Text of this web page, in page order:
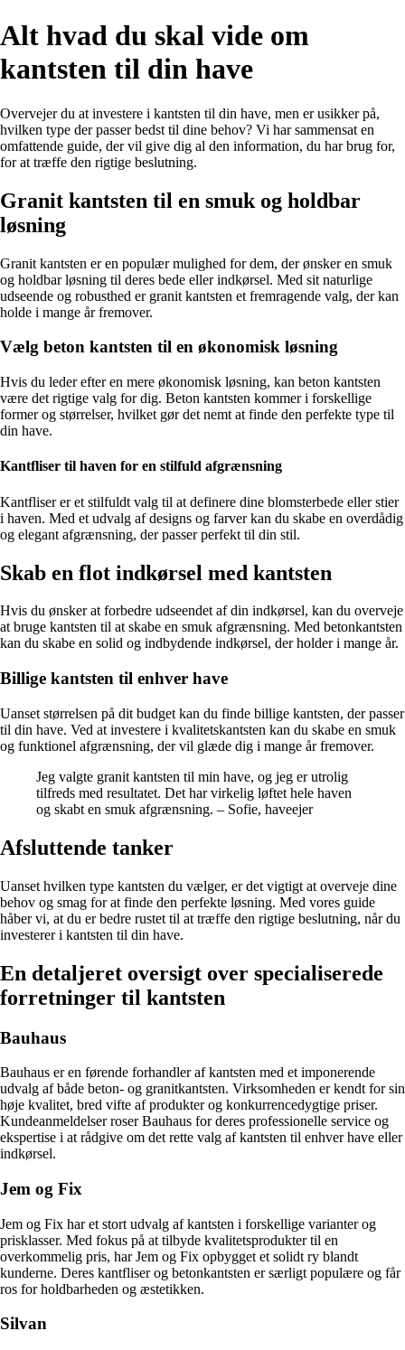
Alt hvad du skal vide om
kantsten til din have
Overvejer du at investere i kantsten til din have, men er usikker på,
hvilken type der passer bedst til dine behov? Vi har sammensat en
omfattende guide, der vil give dig al den information, du har brug for,
for at træffe den rigtige beslutning.
Granit kantsten til en smuk og holdbar
løsning
Granit kantsten er en populær mulighed for dem, der ønsker en smuk
og holdbar løsning til deres bede eller indkørsel. Med sit naturlige
udseende og robusthed er granit kantsten et fremragende valg, der kan
holde i mange år fremover.
Vælg beton kantsten til en økonomisk løsning
Hvis du leder efter en mere økonomisk løsning, kan beton kantsten
være det rigtige valg for dig. Beton kantsten kommer i forskellige
former og størrelser, hvilket gør det nemt at finde den perfekte type til
din have.
Kantfliser til haven for en stilfuld afgrænsning
Kantfliser er et stilfuldt valg til at definere dine blomsterbede eller stier
i haven. Med et udvalg af designs og farver kan du skabe en overdådig
og elegant afgrænsning, der passer perfekt til din stil.
Skab en flot indkørsel med kantsten
Hvis du ønsker at forbedre udseendet af din indkørsel, kan du overveje
at bruge kantsten til at skabe en smuk afgrænsning. Med betonkantsten
kan du skabe en solid og indbydende indkørsel, der holder i mange år.
Billige kantsten til enhver have
Uanset størrelsen på dit budget kan du finde billige kantsten, der passer
til din have. Ved at investere i kvalitetskantsten kan du skabe en smuk
og funktionel afgrænsning, der vil glæde dig i mange år fremover.
Jeg valgte granit kantsten til min have, og jeg er utrolig
tilfreds med resultatet. Det har virkelig løftet hele haven
og skabt en smuk afgrænsning. – Sofie, haveejer
Afsluttende tanker
Uanset hvilken type kantsten du vælger, er det vigtigt at overveje dine
behov og smag for at finde den perfekte løsning. Med vores guide
håber vi, at du er bedre rustet til at træffe den rigtige beslutning, når du
investerer i kantsten til din have.
En detaljeret oversigt over specialiserede
forretninger til kantsten
Bauhaus
Bauhaus er en førende forhandler af kantsten med et imponerende
udvalg af både beton- og granitkantsten. Virksomheden er kendt for sin
høje kvalitet, bred vifte af produkter og konkurrencedygtige priser.
Kundeanmeldelser roser Bauhaus for deres professionelle service og
ekspertise i at rådgive om det rette valg af kantsten til enhver have eller
indkørsel.
Jem og Fix
Jem og Fix har et stort udvalg af kantsten i forskellige varianter og
prisklasser. Med fokus på at tilbyde kvalitetsprodukter til en
overkommelig pris, har Jem og Fix opbygget et solidt ry blandt
kunderne. Deres kantfliser og betonkantsten er særligt populære og får
ros for holdbarheden og æstetikken.
Silvan